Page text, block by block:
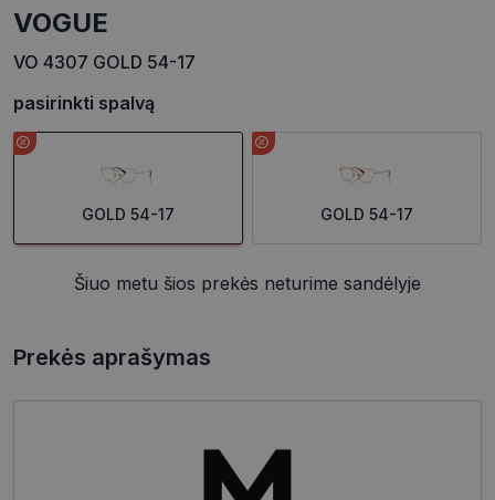
VOGUE
VO 4307 GOLD 54-17
pasirinkti spalvą
GOLD 54-17 GOLD 54-17
Šiuo metu šios prekės neturime sandėlyje
Prekės aprašymas